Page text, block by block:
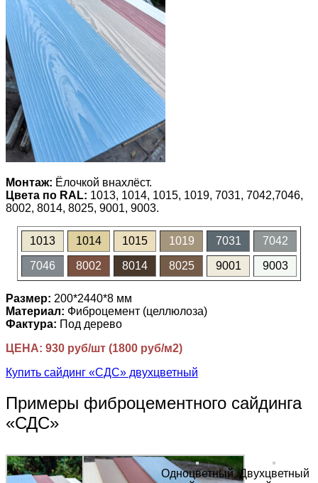
Монтаж: Ёлочкой внахлёст.
Цвета по RAL: 1013, 1014, 1015, 1019, 7031, 7042,7046,
8002, 8014, 8025, 9001, 9003.
1013 1014 1015 1019 7031 7042
7046 8002 8014 8025 9001 9003
Размер: 200*2440*8 мм
Материал: Фиброцемент (целлюлоза)
Фактура: Под дерево
ЦЕНА: 930 руб/шт (1800 руб/м2)
Купить сайдинг «СДС» двухцветный
Примеры фиброцементного сайдинга
«СДС»
Одноцветный Двухцветный